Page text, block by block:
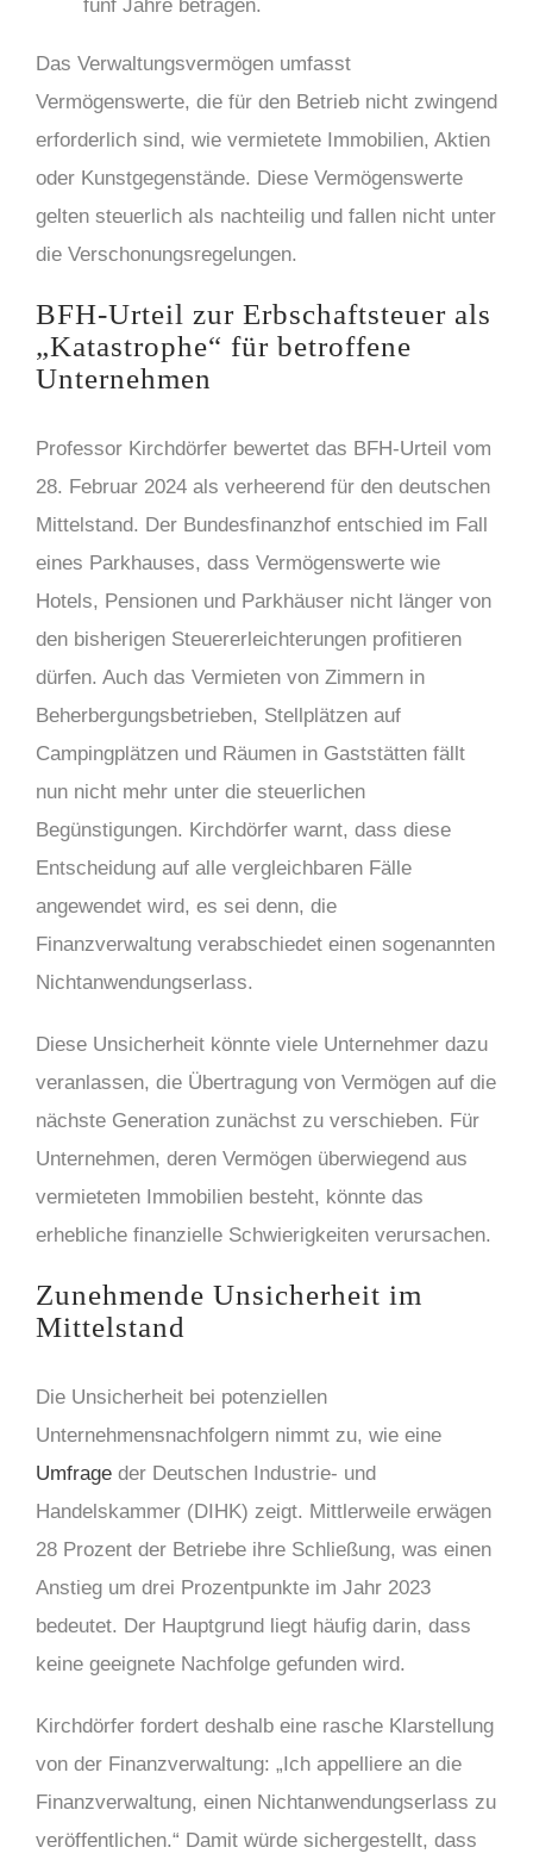
fünf Jahre betragen.
Das Verwaltungsvermögen umfasst
Vermögenswerte, die für den Betrieb nicht zwingend
erforderlich sind, wie vermietete Immobilien, Aktien
oder Kunstgegenstände. Diese Vermögenswerte
gelten steuerlich als nachteilig und fallen nicht unter
die Verschonungsregelungen.
BFH-Urteil zur Erbschaftsteuer als
„Katastrophe“ für betroffene
Unternehmen
Professor Kirchdörfer bewertet das BFH-Urteil vom
28. Februar 2024 als verheerend für den deutschen
Mittelstand. Der Bundesfinanzhof entschied im Fall
eines Parkhauses, dass Vermögenswerte wie
Hotels, Pensionen und Parkhäuser nicht länger von
den bisherigen Steuererleichterungen profitieren
dürfen. Auch das Vermieten von Zimmern in
Beherbergungsbetrieben, Stellplätzen auf
Campingplätzen und Räumen in Gaststätten fällt
nun nicht mehr unter die steuerlichen
Begünstigungen. Kirchdörfer warnt, dass diese
Entscheidung auf alle vergleichbaren Fälle
angewendet wird, es sei denn, die
Finanzverwaltung verabschiedet einen sogenannten
Nichtanwendungserlass.
Diese Unsicherheit könnte viele Unternehmer dazu
veranlassen, die Übertragung von Vermögen auf die
nächste Generation zunächst zu verschieben. Für
Unternehmen, deren Vermögen überwiegend aus
vermieteten Immobilien besteht, könnte das
erhebliche finanzielle Schwierigkeiten verursachen.
Zunehmende Unsicherheit im
Mittelstand
Die Unsicherheit bei potenziellen
Unternehmensnachfolgern nimmt zu, wie eine
Umfrage der Deutschen Industrie- und
Handelskammer (DIHK) zeigt. Mittlerweile erwägen
28 Prozent der Betriebe ihre Schließung, was einen
Anstieg um drei Prozentpunkte im Jahr 2023
bedeutet. Der Hauptgrund liegt häufig darin, dass
keine geeignete Nachfolge gefunden wird.
Kirchdörfer fordert deshalb eine rasche Klarstellung
von der Finanzverwaltung: „Ich appelliere an die
Finanzverwaltung, einen Nichtanwendungserlass zu
veröffentlichen.“ Damit würde sichergestellt, dass